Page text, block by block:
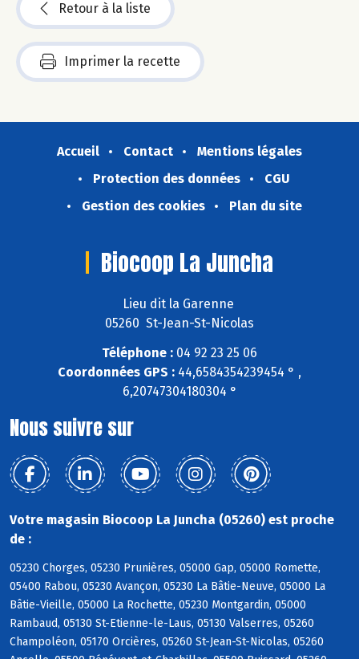
Retour à la liste
Imprimer la recette
Accueil Contact
Mentions légales
Protection des données
CGU
Gestion des cookies
Plan du site
Biocoop La Juncha
Lieu dit la Garenne
05260 St-Jean-St-Nicolas
Téléphone : 04 92 23 25 06
Coordonnées GPS : 44,6584354239454 ° ,
6,20747304180304 °
Nous suivre sur
Votre magasin Biocoop La Juncha (05260) est proche
de :
05230 Chorges, 05230 Prunières, 05000 Gap, 05000 Romette,
05400 Rabou, 05230 Avançon, 05230 La Bâtie-Neuve, 05000 La
Bâtie-Vieille, 05000 La Rochette, 05230 Montgardin, 05000
Rambaud, 05130 St-Etienne-le-Laus, 05130 Valserres, 05260
Champoléon, 05170 Orcières, 05260 St-Jean-St-Nicolas, 05260